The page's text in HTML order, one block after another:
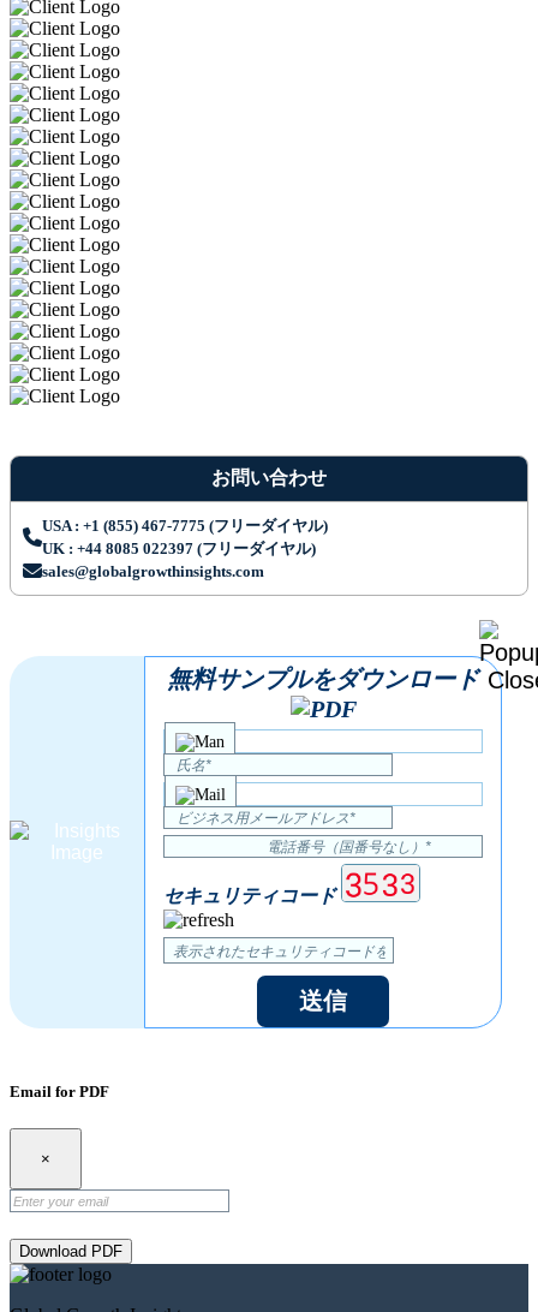
お問い合わせ
USA : +1 (855) 467-7775 (フリーダイヤル)
UK : +44 8085 022397 (フリーダイヤル)
sales@globalgrowthinsights.com
無料サンプルをダウンロード
セキュリティコード
送信
Email for PDF
×
Download PDF